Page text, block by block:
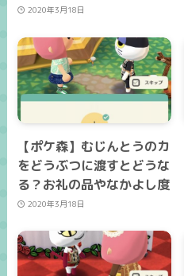
2020年3月18日
【ポケ森】むじんとうのカ
をどうぶつに渡すとどうな
る？お礼の品やなかよし度
2020年3月18日